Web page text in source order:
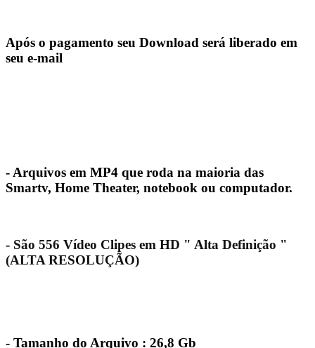
Após o pagamento seu Download será liberado em
seu e-mail
- Arquivos em MP4 que roda na maioria das
Smartv, Home Theater, notebook ou computador.
- São 556 Vídeo Clipes em HD " Alta Definição "
(ALTA RESOLUÇÃO)
- Tamanho do Arquivo : 26,8 Gb